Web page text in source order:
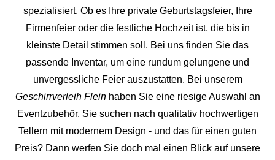
spezialisiert. Ob es Ihre private Geburtstagsfeier, Ihre
Firmenfeier oder die festliche Hochzeit ist, die bis in
kleinste Detail stimmen soll. Bei uns finden Sie das
passende Inventar, um eine rundum gelungene und
unvergessliche Feier auszustatten. Bei unserem
Geschirrverleih Fleinhaben Sie eine riesige Auswahl an
Eventzubehör. Sie suchen nach qualitativ hochwertigen
Tellern mit modernem Design - und das für einen guten
Preis? Dann werfen Sie doch mal einen Blick auf unsere